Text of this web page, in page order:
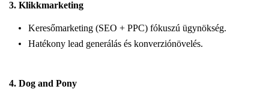
3. Klikkmarketing
Keresőmarketing (SEO + PPC) fókuszú ügynökség.
Hatékony lead generálás és konverziónövelés.
4. Dog and Pony